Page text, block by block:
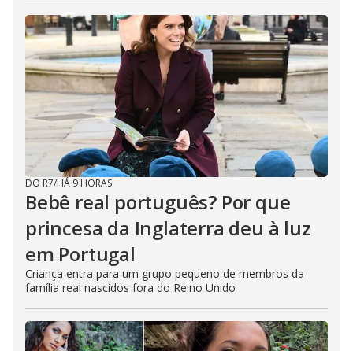
DO R7/HÁ 9 HORAS
Bebê real português? Por que
princesa da Inglaterra deu à luz
em Portugal
Criança entra para um grupo pequeno de membros da
família real nascidos fora do Reino Unido